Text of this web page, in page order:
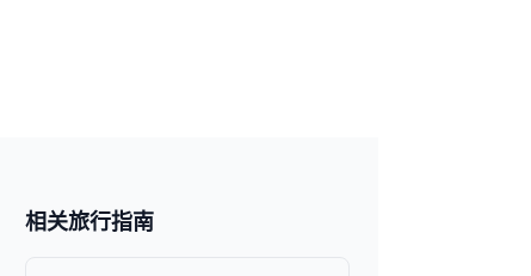
🎆 祭典与节日
相关旅行指南